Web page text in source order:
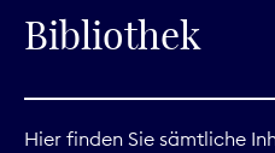
Service
Bibliothek
Hier finden Sie sämtliche